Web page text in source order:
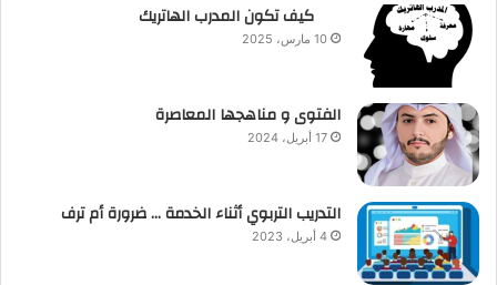
كيف تكون المدرب الهاتريك
10 مارس، 2025
الفتوى و مناهجها المعاصرة
17 أبريل، 2024
التدريب التربوي أثناء الخدمة … ضرورة أم ترف
4 أبريل، 2023